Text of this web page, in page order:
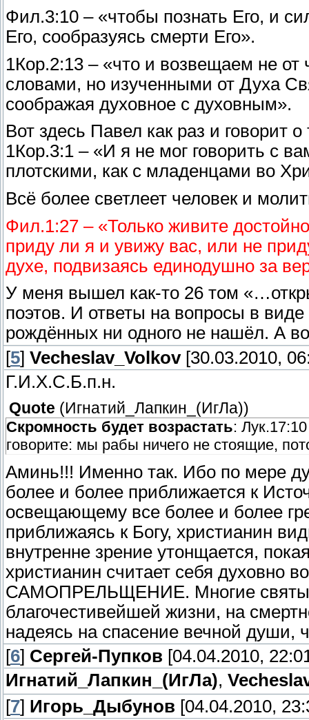
Фил.3:10 – «чтобы познать Его, и
Его, сообразуясь смерти Его».
1Кор.2:13 – «что и возвещаем не
словами, но изученными от Духа
соображая духовное с духовным».
Вот здесь Павел как раз и говорит
1Кор.3:1 – «И я не мог говорить с
плотскими, как с младенцами во
Всё более светлеет человек и
Фил.1:27 – «Только живите
приду ли я и увижу вас, или не
духе, подвизаясь единодушно за
У меня вышел как-то 26 том
поэтов. И ответы на вопросы в
рождённых ни одного не нашёл. А
[5] Vecheslav_Volkov[30.03.2010,
Г.И.Х.С.Б.п.н.
Quote (Игнатий_Лапкин_(ИгЛа))
Скромность будет возрастать:
говорите: мы рабы ничего не стоящие,
Аминь!!! Именно так. Ибо по мере
более и более приближается к
освещающему все более и более
приближаясь к Богу, христианин
внутренне зрение утонщается,
христианин считает себя духовно
САМОПРЕЛЬЩЕНИЕ. Многие
благочестивейшей жизни, на
надеясь на спасение вечной души,
[6] Сергей-Пупков [04.04.2010,
Игнатий_Лапкин_(ИгЛа),
[7] Игорь_Дыбунов [04.04.2010,